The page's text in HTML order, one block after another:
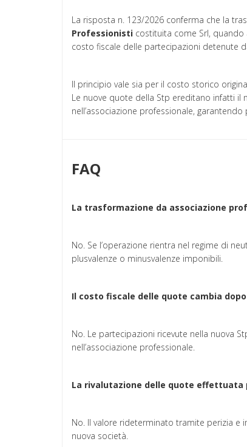
La risposta n. 123/2026 conferma che la
Professionisti costituita come Srl,
costo fiscale delle partecipazioni detenute
Il principio vale sia per il costo storico
Le nuove quote della Stp ereditano infatti
nell’associazione professionale,
FAQ
La trasformazione da associazione
No. Se l’operazione rientra nel regime di
plusvalenze o minusvalenze imponibili.
Il costo fiscale delle quote cambia
No. Le partecipazioni ricevute nella nuova
nell’associazione professionale.
La rivalutazione delle quote effettuata
No. Il valore rideterminato tramite perizia e
nuova società.